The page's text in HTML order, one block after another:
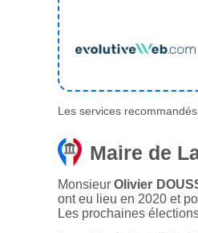
Les services
Maire de
MonsieurOlivier
ont eu lieu en 2020 et
Les prochaines